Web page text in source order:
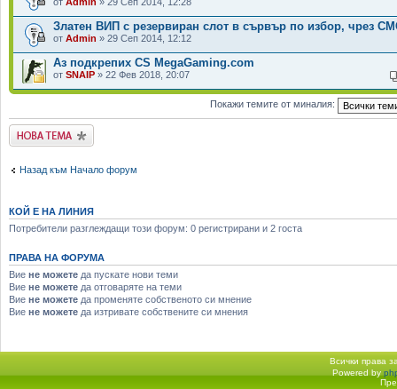
Златен ВИП с резервиран слот в сървър по избор, чрез
от Admin » 29 Сеп 2014, 12:12
Аз подкрепих CS MegaGaming.com
от SNAIP » 22 Фев 2018, 20:07
Покажи темите от миналия:
Публикувай нова
тема
Назад към Начало форум
КОЙ Е НА ЛИНИЯ
Потребители разглеждащи този форум: 0 регистрирани и 2 госта
ПРАВА НА ФОРУМА
Вие не можете да пускате нови теми
Вие не можете да отговаряте на теми
Вие не можете да променяте собственото си мнение
Вие не можете да изтривате собствените си мнения
Всички права
Начало форум Powered by